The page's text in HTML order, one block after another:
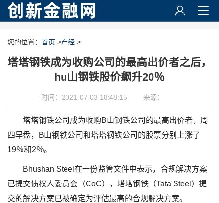
您的位置： 首页 >产经 >
塔塔钢铁成为收购公司的最高出价者之后，
hu山钢铁股价飙升20％
时间：2021-07-03 18:48:15 来源：
塔塔钢铁公司成为收购B山钢铁公司的最高出价者，周
四早盘，B山钢铁公司和塔塔钢铁公司的股票分别上涨了
19％和2％。
Bhushan Steel在一份监管​​文件中表示，合规解决方案
已提交债权人委员会（CoC），塔塔钢铁（Tata Steel）提
交的解决方案已被确定为评估最高的合规解决方案。